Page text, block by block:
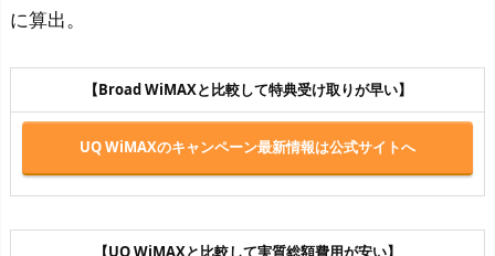
に算出。
【Broad WiMAXと比較して特典受け取りが早い】
UQ WiMAXのキャンペーン最新情報は公式サイトへ
【UQ WiMAXと比較して実質総額費用が安い】